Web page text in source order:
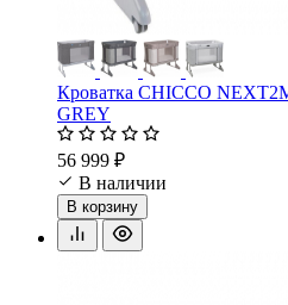
Кроватка CHICCO
GREY
56 999 ₽
В наличии
В корзину